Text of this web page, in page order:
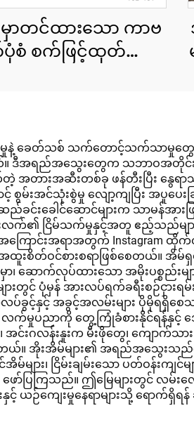
ာတင်ထားသော ကာဗ
စံ စက်ဖြင့်ထုတ်ထား
ဆင်နိုင်ရန်
မှုနဲ့ ခေတ်သစ် သက်တောင့်သက်သာမှုတွေရဲ့
အရည်အသွေးတွေက သဘာဝအတိုင်
ားအဆီးတစ်ခု ဖန်တီးပြီး နွေရာ
စွမ်းအင်သုံးစွဲမှု လျော့ကျပြီး အ
ခေါင်ဆောင်များက သာမန်အားဖြင့်
လက်၏ ငြိမ်သက်မှုနှင့်အတူ ဧည့်သည်မျ
ောင်းအရာအတွက် Instagram
တ်ဝင်စားစရာဖြစ်စေတယ်။ အိမ်ရှင်
ဆောက်လုပ်ထားသော အမိုးပစ္စည်းမ
င် ပုံမှန် အားလပ်ရက်ခရီးစဉ်ငှားရမ်းမှု
င့်နှင့် အခွင့်အလမ်းများ ပိုမိုရရှိစေ
လက်မှုပညာကို တွေ့ကြုံခံစားနိုင်ရန်
အင်းဂလန်းနူးက မီးဖိုတွေ၊ ကျော
။ အိုးအိမ်များ၏ အရည်အသွေးသ
ျား၊ ငြိမ်းချမ်းသော ပတ်ဝန်းကျ
ဖော်ပြကြသည်။ ဤမြေများတွင် လမ်း
ယဉ်ကျေးမှုနေရာများသို့ ရောက်ရှိရန်